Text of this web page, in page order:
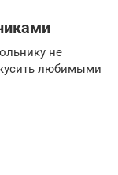
не
любимыми